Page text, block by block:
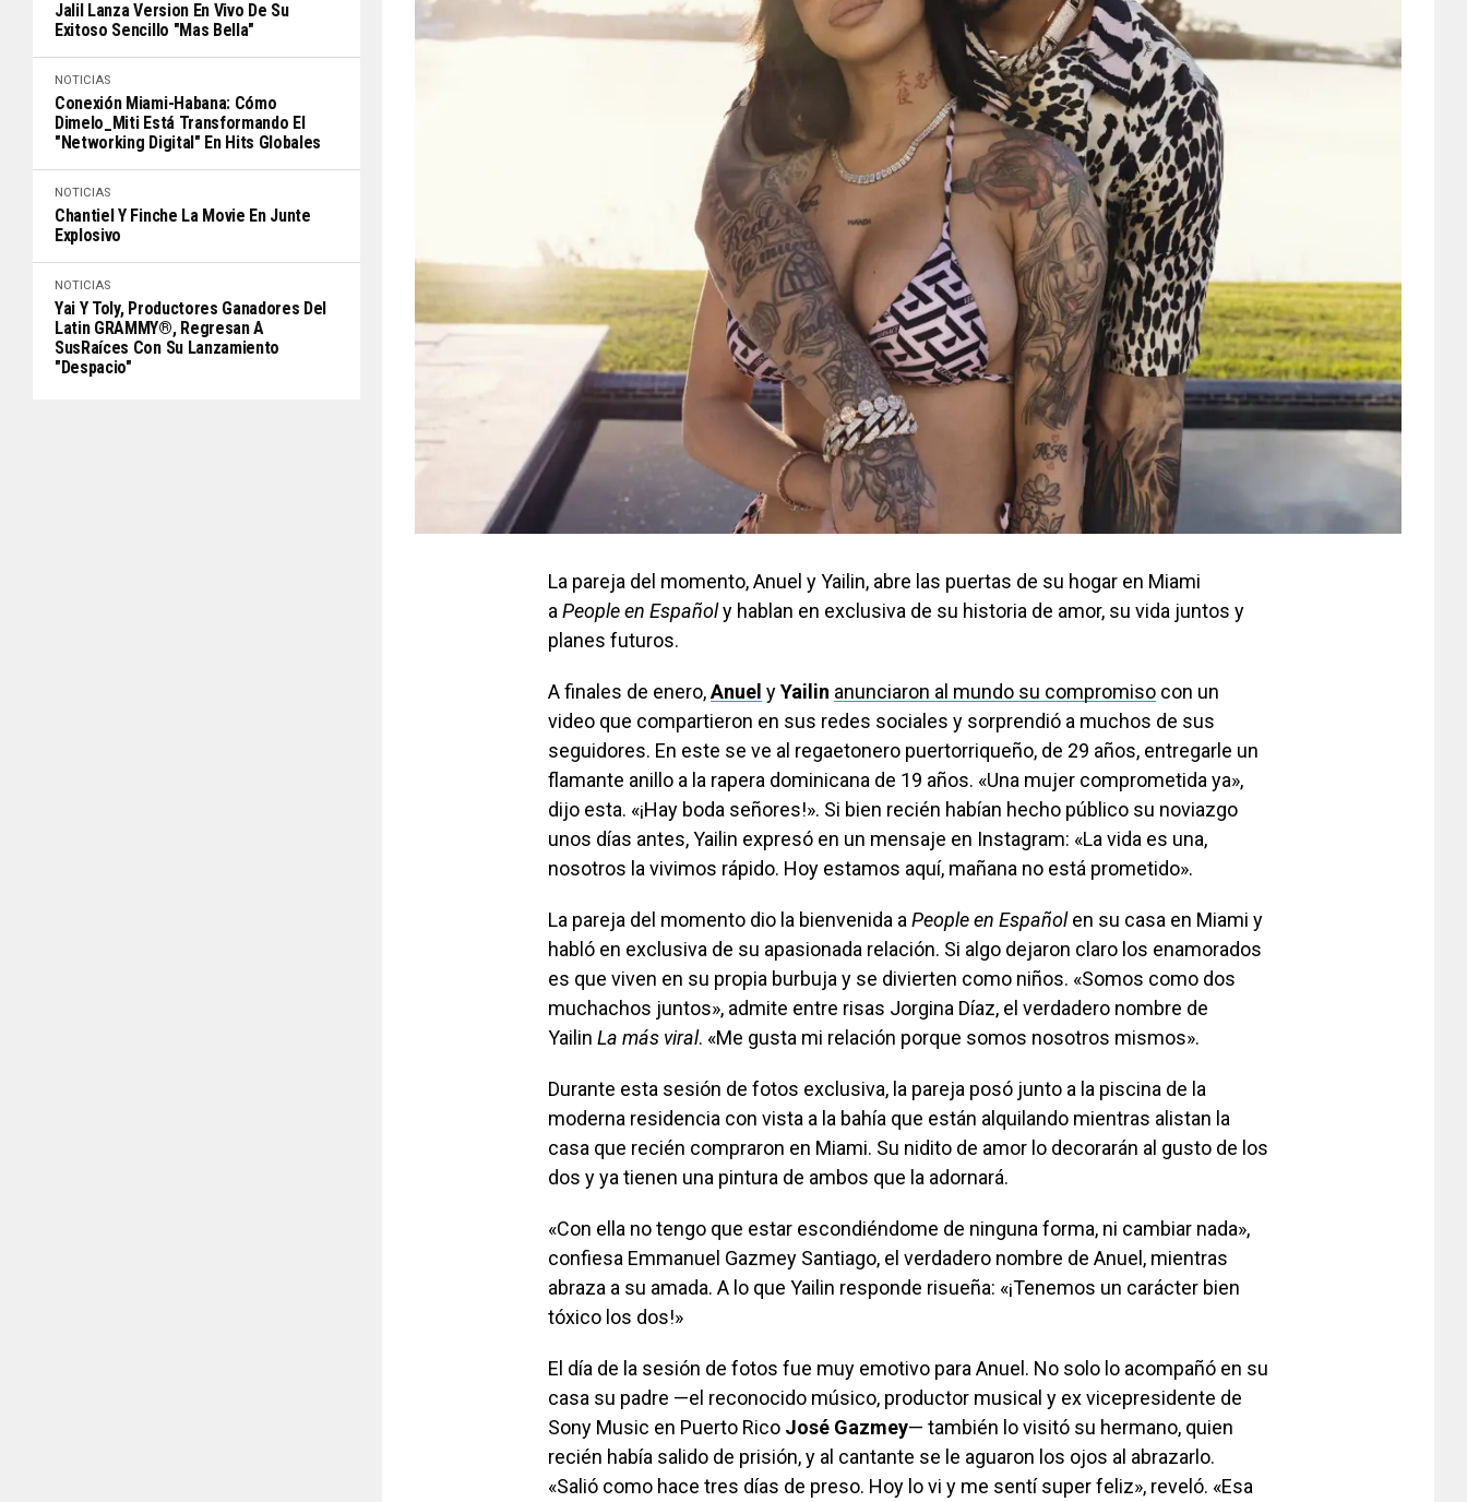
Jalil Lanza Version En Vivo De Su
Exitoso Sencillo "Mas Bella"
NOTICIAS
Conexión Miami-Habana: Cómo
Dimelo_Miti Está Transformando El
"Networking Digital" En Hits Globales
NOTICIAS
Chantiel Y Finche La Movie En Junte
Explosivo
NOTICIAS
Yai Y Toly, Productores Ganadores Del
Latin GRAMMY®, Regresan A
SusRaíces Con Su Lanzamiento
"Despacio"
La pareja del momento, Anuel y Yailin, abre las puertas de su hogar en Miami
a People en Españoly hablan en exclusiva de su historia de amor, su vida juntos y
planes futuros.
A finales de enero,Anuel yYailin anunciaron al mundo su compromiso con un
video que compartieron en sus redes sociales y sorprendió a muchos de sus
seguidores. En este se ve al regaetonero puertorriqueño, de 29 años, entregarle un
flamante anillo a la rapera dominicana de 19 años. «Una mujer comprometida ya»,
dijo esta. «¡Hay boda señores!». Si bien recién habían hecho público su noviazgo
unos días antes, Yailin expresó en un mensaje en Instagram: «La vida es una,
nosotros la vivimos rápido. Hoy estamos aquí, mañana no está prometido».
La pareja del momento dio la bienvenida a People en Españolen su casa en Miami y
habló en exclusiva de su apasionada relación. Si algo dejaron claro los enamorados
es que viven en su propia burbuja y se divierten como niños. «Somos como dos
muchachos juntos», admite entre risas Jorgina Díaz, el verdadero nombre de
Yailin La más viral. «Me gusta mi relación porque somos nosotros mismos».
Durante esta sesión de fotos exclusiva, la pareja posó junto a la piscina de la
moderna residencia con vista a la bahía que están alquilando mientras alistan la
casa que recién compraron en Miami. Su nidito de amor lo decorarán al gusto de los
dos y ya tienen una pintura de ambos que la adornará.
«Con ella no tengo que estar escondiéndome de ninguna forma, ni cambiar nada»,
confiesa Emmanuel Gazmey Santiago, el verdadero nombre de Anuel, mientras
abraza a su amada. A lo que Yailin responde risueña: «¡Tenemos un carácter bien
tóxico los dos!»
El día de la sesión de fotos fue muy emotivo para Anuel. No solo lo acompañó en su
casa su padre —el reconocido músico, productor musical y ex vicepresidente de
Sony Music en Puerto Rico José Gazmey— también lo visitó su hermano, quien
recién había salido de prisión, y al cantante se le aguaron los ojos al abrazarlo.
«Salió como hace tres días de preso. Hoy lo vi y me sentí super feliz», reveló. «Esa